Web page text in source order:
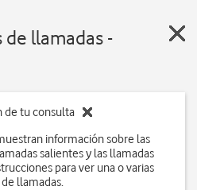
de llamadas -
de tu consulta
información sobre las
salientes y las llamadas
para ver una o varias
de llamadas.